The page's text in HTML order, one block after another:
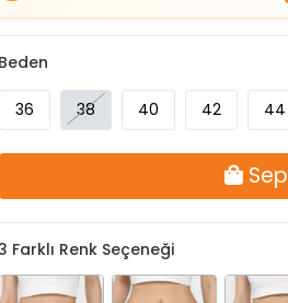
36
3Farklı Renk Seçeneği